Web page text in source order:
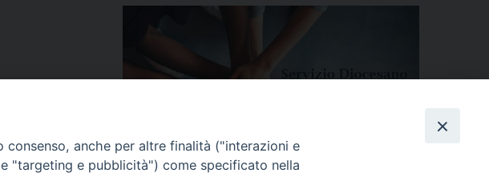
anche per altre finalità ("interazioni e
"targeting e pubblicità") come specificato nella